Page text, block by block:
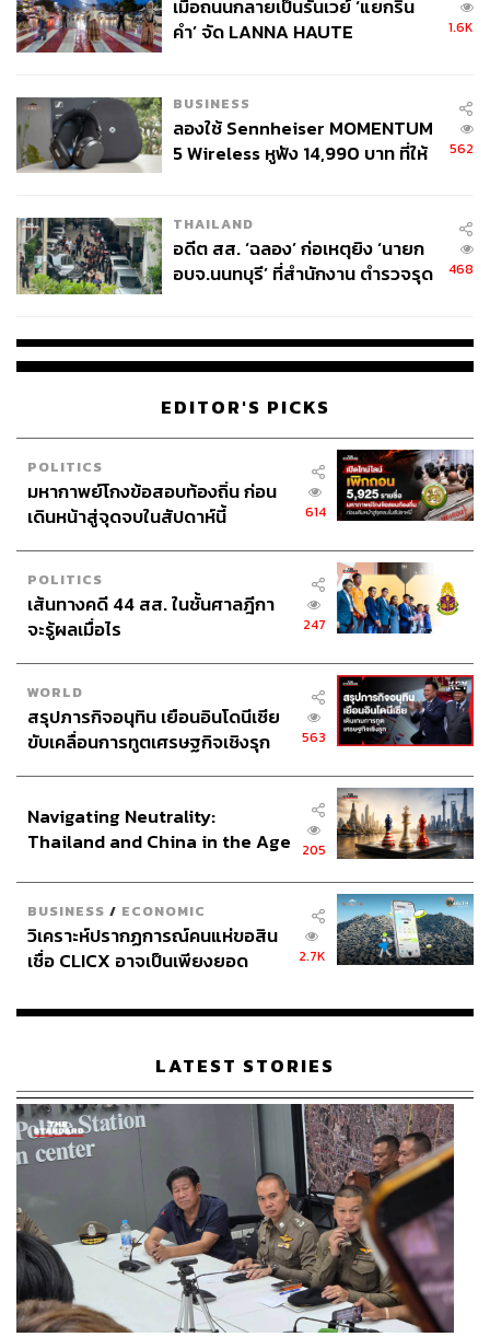
เมื่อถนนกลายเป็นรันเวย์ ‘แยกริน
คำ’ จัด LANNA HAUTE
1.6K
BUSINESS
ลองใช้ Sennheiser MOMENTUM
5 Wireless หูฟัง 14,990 บาท ที่ให้
562
THAILAND
อดีต สส. ‘ฉลอง’ ก่อเหตุยิง ‘นายก
อบจ.นนทบุรี’ ที่สำนักงาน ตำรวจรุด
468
EDITOR'S PICKS
POLITICS
มหากาพย์โกงข้อสอบท้องถิ่น ก่อน
เดินหน้าสู่จุดจบในสัปดาห์นี้
614
POLITICS
เส้นทางคดี 44 สส. ในชั้นศาลฎีกา
จะรู้ผลเมื่อไร
247
WORLD
สรุปภารกิจอนุทิน เยือนอินโดนีเซีย
ขับเคลื่อนการทูตเศรษฐกิจเชิงรุก
563
Navigating Neutrality:
Thailand and China in the Age
205
BUSINESS / ECONOMIC
วิเคราะห์ปรากฏการณ์คนแห่ขอสิน
เชื่อ CLICX อาจเป็นเพียงยอด
เรือนไทยที่ถูกซุกไว้
2.7K
LATEST STORIES